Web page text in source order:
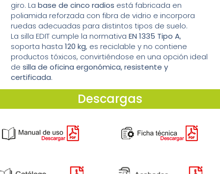
giro. Labase de cinco radios está fabricada en
poliamida reforzada con fibra de vidrio e incorpora
ruedas adecuadas para distintos tipos de suelo.
La silla EDIT cumple la normativaEN 1335 Tipo A,
soporta hasta120 kg, es reciclable y no contiene
productos tóxicos, convirtiéndose en una opción ideal
desilla de oficina ergonómica, resistente y
certificada.
Descargas